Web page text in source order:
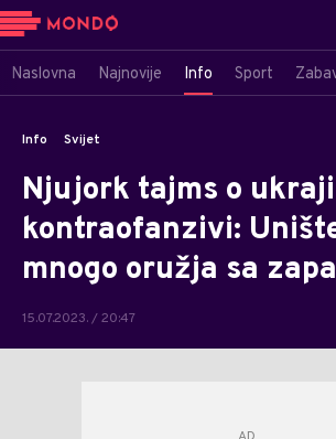
Naslovna Najnovije Info Sport
Info Svijet
Njujork tajms o
kontraofanzivi:
mnogo oružja sa
15.07.2023. / 20:47